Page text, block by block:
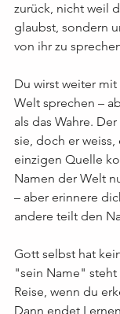
zurück, nicht weil
glaubst, sondern
von ihr zu
Du wirst weiter
Welt sprechen –
als das Wahre.
sie, doch er weiss,
einzigen Quelle
Namen der Welt
– aber erinnere
andere teilt den
Gott selbst hat
"sein Name"
Reise, wenn du
Dann endet